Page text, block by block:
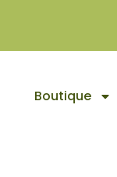
Boutique